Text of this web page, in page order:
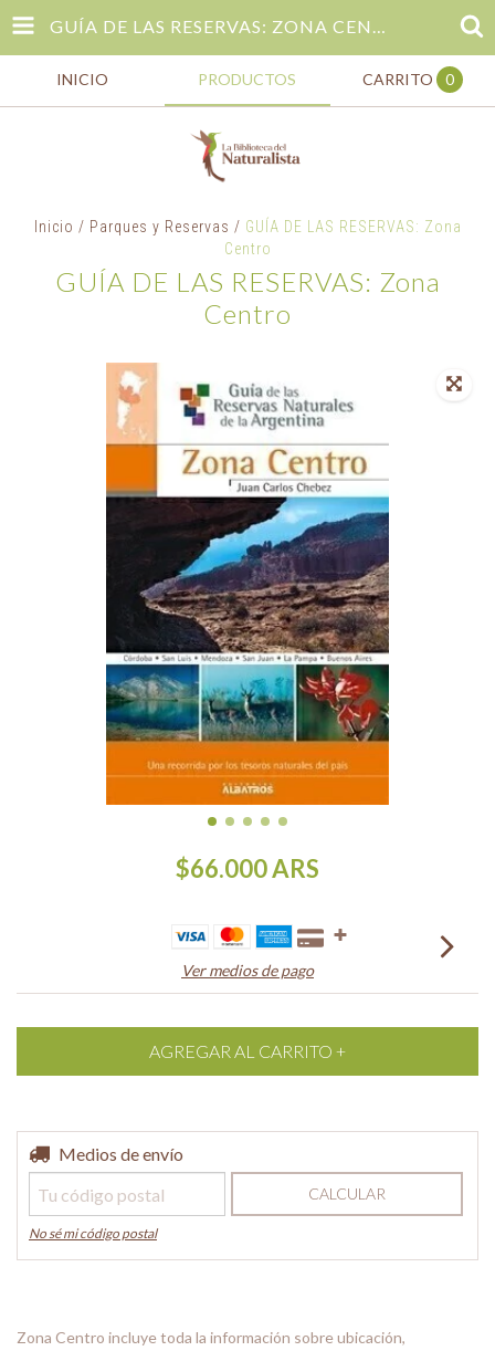
GUÍA DE LAS RESERVAS: ZONA CENTRO
INICIO PRODUCTOS CARRITO 0
Inicio / Parques y Reservas / GUÍA DE LAS RESERVAS: Zona
Centro
GUÍA DE LAS RESERVAS: Zona
Centro
$66.000ARS
Ver medios de pago
Entregas para el CP:
Medios de envío
CALCULAR
No sé mi código postal
Zona Centro incluye toda la información sobre ubicación,